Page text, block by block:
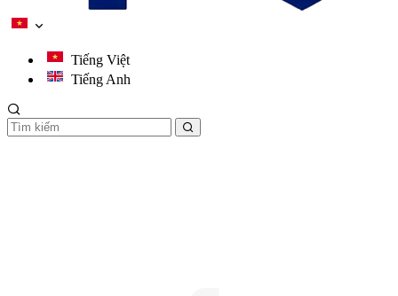
Tiếng Việt
Tiếng Anh